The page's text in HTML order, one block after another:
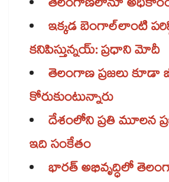
తెలంగాణలోనూ
ఇక్కడ బెంగాల్‌‌‌‌లాంటి
కనిపిస్తున్నయ్‌‌‌‌: ప్రధాని మోదీ
తెలంగాణ ప్రజలు
కోరుకుంటున్నారు
దేశంలోని ప్రతి మూలన
ఇది సంకేతం
భారత్​ అభివృద్ధిలో